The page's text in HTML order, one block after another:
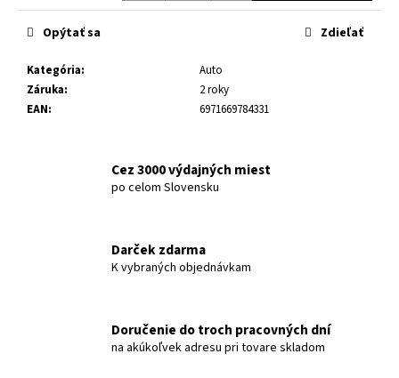
cena:
Kategória:
Auto
Záruka:
2 roky
EAN: 6971669784331
Opýtať sa Zdieľať
Cez 3000 výdajných miest
po celom Slovensku
Darček zdarma
K vybraných objednávkam
Doručenie do troch pracovných dní
na akúkoľvek adresu pri tovare skladom
p
o
ú
a